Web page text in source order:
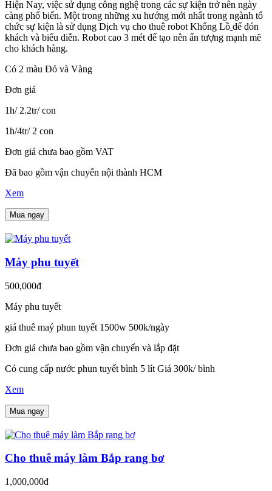
Hiện Nay, việc sử dụng công nghệ trong các sự kiện trở nên ngày
càng phổ biến. Một trong những xu hướng mới nhất trong ngành tổ
chức sự kiện là sử dụng Dịch vụ cho thuê robot Khổng Lồ để đón
khách và biểu diễn. Robot cao 3 mét để tạo nên ấn tượng mạnh mẽ
cho khách hàng.
Có 2 màu Đỏ và Vàng
Đơn giá
1h/ 2.2tr/ con
1h/4tr/ 2 con
Đơn giá chưa bao gồm VAT
Đã bao gồm vận chuyển nội thành HCM
Xem
Mua ngay
Máy phu tuyết
500,000đ
Máy phu tuyết
giá thuê maý phun tuyết 1500w 500k/ngày
Đơn giá chưa bao gồm vận chuyển và lắp đặt
Có cung cấp nước phun tuyết bình 5 lít Giá 300k/ bình
Xem
Mua ngay
Cho thuê máy làm Bắp rang bơ
1,000,000đ